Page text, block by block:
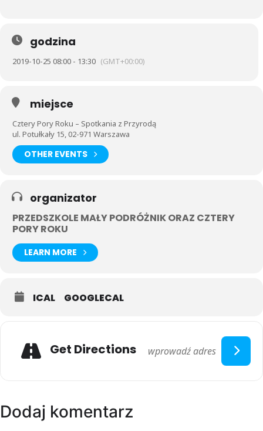
godzina
2019-10-25 08:00 - 13:30 (GMT+00:00)
miejsce
Cztery Pory Roku – Spotkania z Przyrodą
ul. Potułkały 15, 02-971 Warszawa
OTHER EVENTS
organizator
PRZEDSZKOLE MAŁY PODRÓŻNIK ORAZ CZTERY
PORY ROKU
LEARN MORE
ICAL GOOGLECAL
Get Directions
Dodaj komentarz